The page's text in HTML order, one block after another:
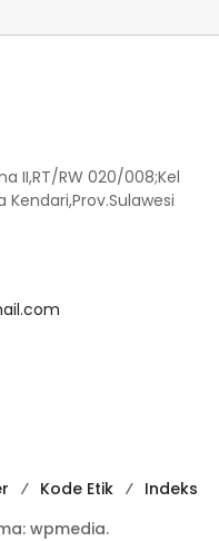
II,RT/RW 020/008;Kel
Kode Etik
Indeks
wpmedia.